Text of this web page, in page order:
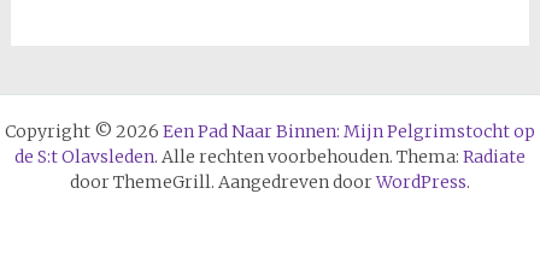
Copyright © 2026 Een Pad Naar Binnen: Mijn Pelgrimstocht op
de S:t Olavsleden. Alle rechten voorbehouden. Thema: Radiate
door ThemeGrill. Aangedreven doorWordPress.